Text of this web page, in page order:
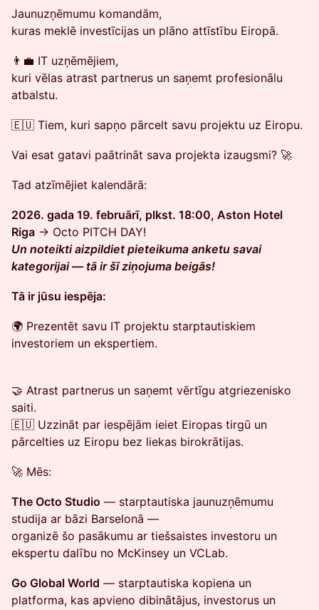
Jaunuzņēmumu komandām,
kuras meklē investīcijas un plāno attīstību Eiropā.
👨‍💼 IT uzņēmējiem,
kuri vēlas atrast partnerus un saņemt profesionālu
atbalstu.
🇪🇺 Tiem, kuri sapņo pārcelt savu projektu uz Eiropu.
Vai esat gatavi paātrināt sava projekta izaugsmi? 🚀
Tad atzīmējiet kalendārā:
2026. gada 19. februārī, plkst. 18:00, Aston Hotel
Riga → Octo PITCH DAY!
Un noteikti aizpildiet pieteikuma anketu savai
kategorijai — tā ir šī ziņojuma beigās!
Tā ir jūsu iespēja:
🌍 Prezentēt savu IT projektu starptautiskiem
investoriem un ekspertiem.
🤝 Atrast partnerus un saņemt vērtīgu atgriezenisko
saiti.
🇪🇺 Uzzināt par iespējām ieiet Eiropas tirgū un
pārcelties uz Eiropu bez liekas birokrātijas.
🚀 Mēs:
The Octo Studio — starptautiska jaunuzņēmumu
studija ar bāzi Barselonā —
organizē šo pasākumu ar tiešsaistes investoru un
ekspertu dalību no McKinsey un VCLab.
Go Global World — starptautiska kopiena un
platforma, kas apvieno dibinātājus, investorus un